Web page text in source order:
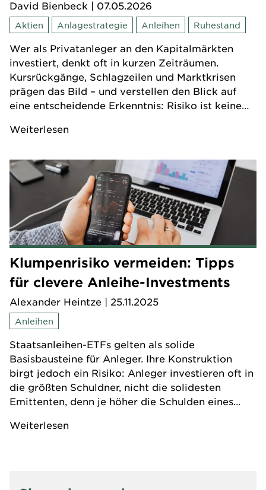
David Bienbeck | 07.05.2026
Aktien Anlagestrategie Anleihen Ruhestand
Wer als Privatanleger an den Kapitalmärkten
investiert, denkt oft in kurzen Zeiträumen.
Kursrückgänge, Schlagzeilen und Marktkrisen
prägen das Bild – und verstellen den Blick auf
eine entscheidende Erkenntnis: Risiko ist keine
Anlagehorizont. Wer das berücksichtigt, kann
noch zwanzig Jahre bis zum Ruhestand hat oder
bereits mittendrin ist.
Weiterlesen
Klumpenrisiko vermeiden: Tipps
für clevere Anleihe-Investments
Alexander Heintze | 25.11.2025
Anleihen
Staatsanleihen-ETFs gelten als solide
Basisbausteine für Anleger. Ihre Konstruktion
birgt jedoch ein Risiko: Anleger investieren oft in
die größten Schuldner, nicht die solidesten
Emittenten, denn je höher die Schulden eines
Experten raten Privatanlegern zu gezielter
Weiterlesen